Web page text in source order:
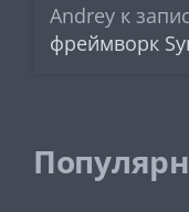
Andrey к
фреймворк